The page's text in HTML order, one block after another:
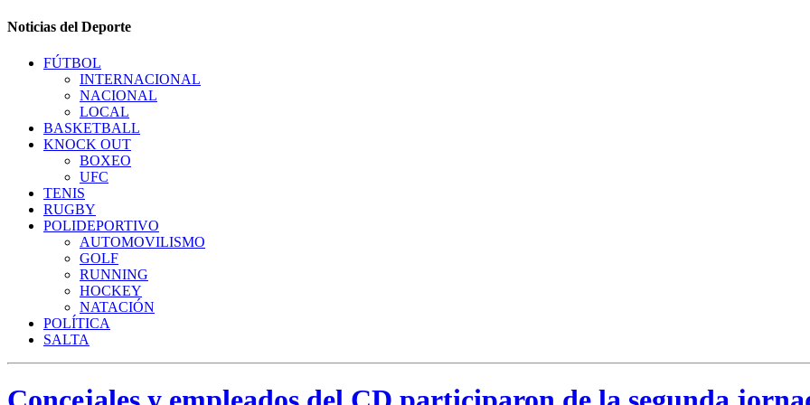
Noticias del Deporte
FÚTBOL
INTERNACIONAL
NACIONAL
LOCAL
BASKETBALL
KNOCK OUT
BOXEO
UFC
TENIS
RUGBY
POLIDEPORTIVO
AUTOMOVILISMO
GOLF
RUNNING
HOCKEY
NATACIÓN
POLÍTICA
SALTA